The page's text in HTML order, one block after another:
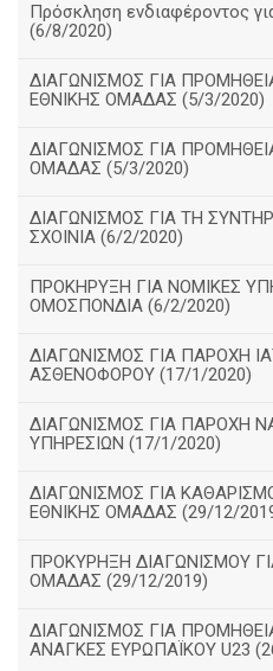
Πρόσκληση ενδιαφέροντος
(6/8/2020)
ΔΙΑΓΩΝΙΣΜΟΣ ΓΙΑ
ΕΘΝΙΚΗΣ ΟΜΑΔΑΣ (5/3/2020)
ΔΙΑΓΩΝΙΣΜΟΣ ΓΙΑ
ΟΜΑΔΑΣ (5/3/2020)
ΔΙΑΓΩΝΙΣΜΟΣ ΓΙΑ ΤΗ
ΣΧΟΙΝΙΑ (6/2/2020)
ΠΡΟΚΗΡΥΞΗ ΓΙΑ ΝΟΜΙΚΕΣ
ΟΜΟΣΠΟΝΔΙΑ (6/2/2020)
ΔΙΑΓΩΝΙΣΜΟΣ ΓΙΑ ΠΑΡΟΧΗ
ΑΣΘΕΝΟΦΟΡΟΥ (17/1/2020)
ΔΙΑΓΩΝΙΣΜΟΣ ΓΙΑ ΠΑΡΟΧΗ
ΥΠΗΡΕΣΙΩΝ (17/1/2020)
ΔΙΑΓΩΝΙΣΜΟΣ ΓΙΑ
ΕΘΝΙΚΗΣ ΟΜΑΔΑΣ (29/12/
ΠΡΟΚΥΡΗΞΗ ΔΙΑΓΩΝΙΣΜΟΥ
ΟΜΑΔΑΣ (29/12/2019)
ΔΙΑΓΩΝΙΣΜΟΣ ΓΙΑ
ΑΝΑΓΚΕΣ ΕΥΡΩΠΑΪΚΟΥ U23